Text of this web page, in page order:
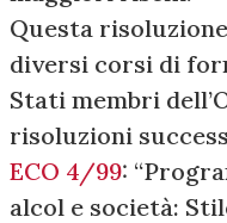
Questa
diversi corsi di
Stati membri
risoluzioni
ECO 4/99:
alcol e società: